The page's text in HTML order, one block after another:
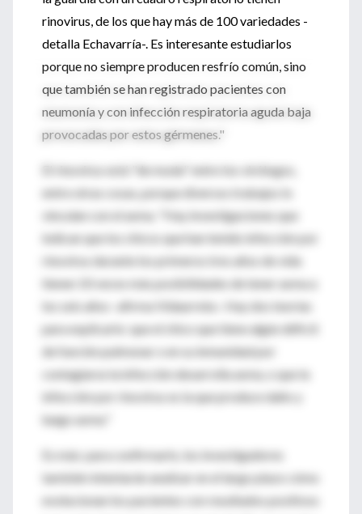
rinovirus, de los que hay más de 100 variedades -
detalla Echavarría-. Es interesante estudiarlos
porque no siempre producen resfrío común, sino
que también se han registrado pacientes con
neumonía y con infección respiratoria aguda baja
provocadas por estos gérmenes."
El rinovirus está "de moda" entre los virólogos,
entre otras cosas, porque diversos trabajos lo
vinculan con el asma. "Hay investigaciones que
indican que los chicos que han tenido infección por
rinovirus durante los primeros tres años de vida
tienen 10 veces más posibilidades de tener asma a
los seis años -afirma Vidaurreta-. Hay dos teorías
para explicarlo: que el chico que tiene algún déficit
de función pulmonar o en su inmunidad por
contagiarse la infección desarrolla asma, o que la
infección por rinovirus es la que produce daño y
luego asma."
Es más: para confirmarlo, los investigadores
también intentarán analizar en el largo plazo cómo
evolucionan los pacientes con resultados positivos